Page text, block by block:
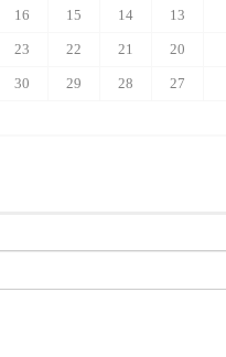
13
14
15
16
20
21
22
23
27
28
29
30